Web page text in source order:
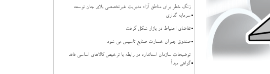
زنگ خطر برای مناطق آزاد مدیریت غیرتخصصی بلای جان توسعه
سرمایه گذاری
تقاضای احتیاط در بازار شکل گرفت
صندوق جبران خسارت صنایع تاسیس می شود
توضیحات سازمان استاندارد در رابطه با ترخیص کالاهای اساسی فاقد
گواهی مبدأ